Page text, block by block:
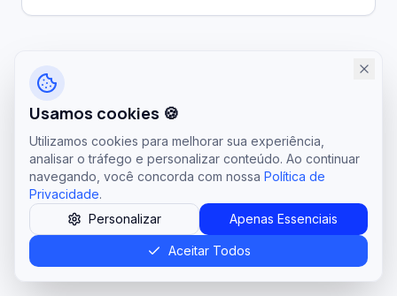
Usamos cookies 🍪
Utilizamos cookies para melhorar sua experiência,
analisar o tráfego e personalizar conteúdo. Ao continuar
navegando, você concorda com nossa Política de
Privacidade.
Personalizar
Apenas Essenciais
Aceitar Todos